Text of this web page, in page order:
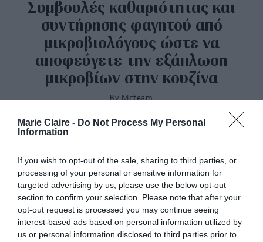
Marie Claire - Do Not Process My Personal
Information
If you wish to opt-out of the sale, sharing to third parties, or
processing of your personal or sensitive information for
targeted advertising by us, please use the below opt-out
section to confirm your selection. Please note that after your
opt-out request is processed you may continue seeing
interest-based ads based on personal information utilized by
us or personal information disclosed to third parties prior to
Συμβουλές καθαριότητας και
συντήρησης φαγητού από
μικροβιολόγους ώστε να
αποφεύγετε την εξάπλωση
μικροβίων στην κουζίνα
By Mcteam